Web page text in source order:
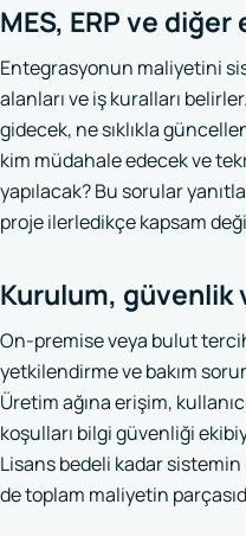
MES, ERP ve
Entegrasyonun maliyetini
alanları ve iş kuralları
gidecek, ne sıklıkla
kim müdahale edecek ve
yapılacak? Bu sorular
proje ilerledikçe kapsam
Kurulum,
On-premise veya bulut
yetkilendirme ve bakım
Üretim ağına erişim,
koşulları bilgi güvenliği
Lisans bedeli kadar
de toplam maliyetin